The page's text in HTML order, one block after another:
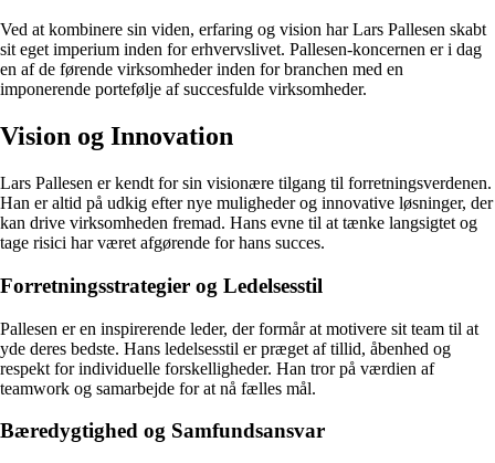
Ved at kombinere sin viden, erfaring og vision har Lars Pallesen skabt
sit eget imperium inden for erhvervslivet. Pallesen-koncernen er i dag
en af de førende virksomheder inden for branchen med en
imponerende portefølje af succesfulde virksomheder.
Vision og Innovation
Lars Pallesen er kendt for sin visionære tilgang til forretningsverdenen.
Han er altid på udkig efter nye muligheder og innovative løsninger, der
kan drive virksomheden fremad. Hans evne til at tænke langsigtet og
tage risici har været afgørende for hans succes.
Forretningsstrategier og Ledelsesstil
Pallesen er en inspirerende leder, der formår at motivere sit team til at
yde deres bedste. Hans ledelsesstil er præget af tillid, åbenhed og
respekt for individuelle forskelligheder. Han tror på værdien af
teamwork og samarbejde for at nå fælles mål.
Bæredygtighed og Samfundsansvar